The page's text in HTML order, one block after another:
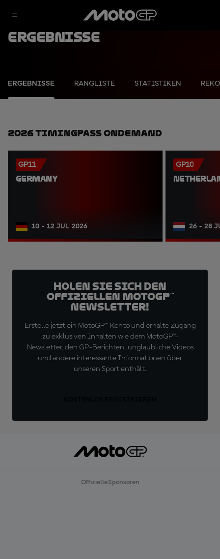
Ergebnisse
ERGEBNISSE RANGLISTE STATISTIKEN
2026 TimingPass OnDemand
GP11
GERMANY
10 - 12 JUL 2026
GP10
26 - 28
Holen Sie sich den
offiziellen MotoGP™
Newsletter!
Erstelle jetzt ein MotoGP™-Konto und erhalte Zugang
zu exklusiven Inhalten wie dem MotoGP™-
Newsletter, den GP-Berichten, unglaubliche Videos
und andere interessante Informationen über
unseren Sport enthält.
Offizielle Sponsoren